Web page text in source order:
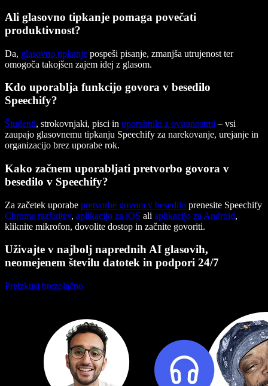
Ali glasovno tipkanje pomaga povečati
produktivnost?
Da, glasovno tipkanje pospeši pisanje, zmanjša utrujenost ter
omogoča takojšen zajem idej z glasom.
Kdo uporablja funkcijo govora v besedilo
Speechify?
Študenti, strokovnjaki, pisci in uporabniki z oviranostmi – vsi
zaupajo glasovnemu tipkanju Speechify za narekovanje, urejanje in
organizacijo brez uporabe rok.
Kako začnem uporabljati pretvorbo govora v
besedilo v Speechify?
Za začetek uporabe pretvorbe govora v besedilo prenesite Speechify
Chrome razširitev, aplikacijo za iOS ali aplikacijo za Android,
kliknite mikrofon, dovolite dostop in začnite govoriti.
Uživajte v najbolj naprednih AI glasovih,
neomejenem številu datotek in podpori 24/7
Preizkusi brezplačno